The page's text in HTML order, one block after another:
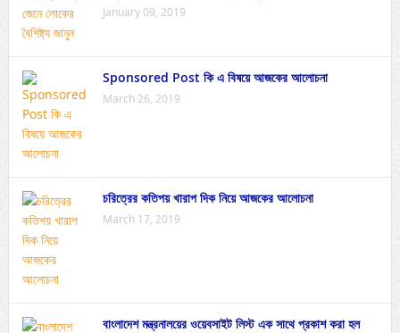
January 09, 2019
Sponsored Post কি এ বিষয়ে আজকের আলোচনা
March 26, 2019
চরিত্রের কতিপয় খারাপ দিক নিয়ে আজকের আলোচনা
March 17, 2019
বাংলাদেশ মন্ত্রনালয়ের ওয়েবসাইট লিস্ট এক সাথে প্রকাশ করা হল